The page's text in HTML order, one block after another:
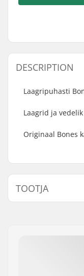
DESCRIPTION
Laagripuhasti
Laagrid ja
Originaal Bones
TOOTJA